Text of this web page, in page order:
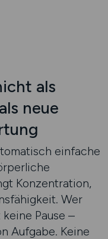
als
neue
einfache
Konzentration,
Wer
Pause –
Aufgabe. Keine